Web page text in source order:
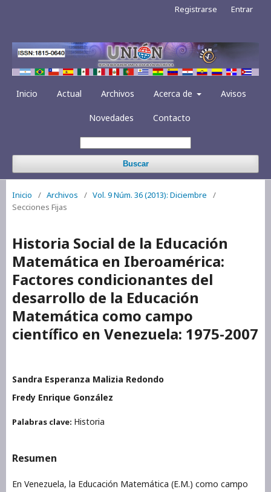
Inicio Actual Archivos Acerca de Avisos
Novedades Contacto
Buscar
Registrarse Entrar
Inicio / Archivos / Vol. 9 Núm. 36 (2013): Diciembre
/
Secciones Fijas
Historia Social de la Educación
Matemática en Iberoamérica:
Factores condicionantes del
desarrollo de la Educación
Matemática como campo
científico en Venezuela: 1975-2007
Sandra Esperanza Malizia Redondo
Fredy Enrique González
Palabras clave: Historia
Resumen
En Venezuela, la Educación Matemática (E.M.) como campo